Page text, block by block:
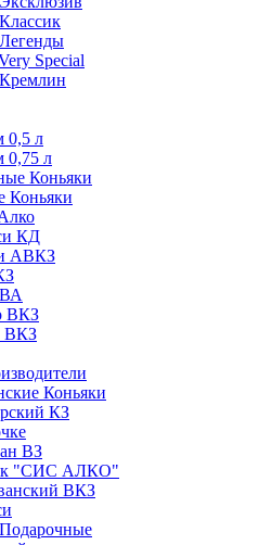
Speсial
0,5 л
0,75 л
Коньяки
Коньяки
КД
АВКЗ
ВКЗ
ВКЗ
Коньяки
КЗ
ВЗ
"СИС АЛКО"
ВКЗ
Подарочные